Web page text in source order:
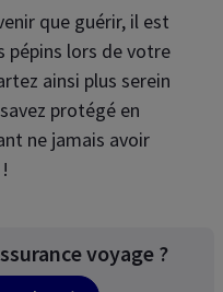
que guérir, il est
pépins lors de votre
ainsi plus serein
protégé en
ne jamais avoir
voyage ?